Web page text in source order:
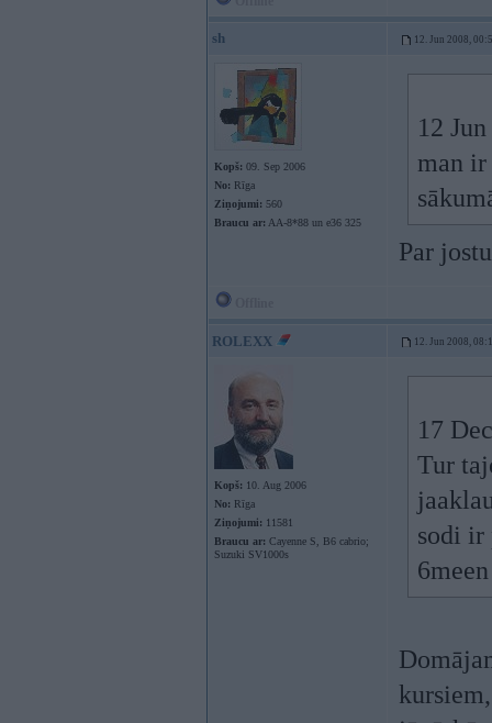
sh 12. Jun 2008,
Kopš: 09. Sep 2006
No: Rīga
Ziņojumi: 560
Braucu ar: AA-8*88 un e36 325
12
man ir
Par
ROLEXX 12. Jun 2008,
Kopš: 10. Aug 2006
No: Rīga
Ziņojumi: 11581
Braucu ar: Cayenne S, B6 cabrio;
Suzuki SV1000s
17
Tur
sodi ir